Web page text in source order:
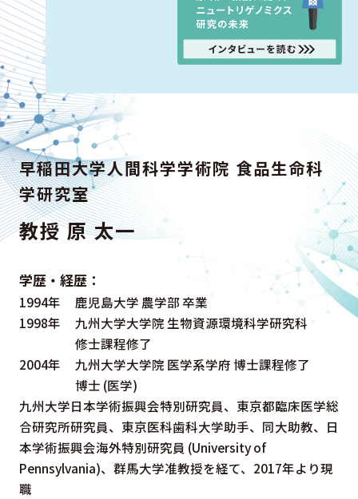
早稲田大学人間科学学術院 食品生命科
学研究室
教授 原 太一
学歴・経歴：
1994年
鹿児島大学 農学部 卒業
1998年
九州大学大学院 生物資源環境科学研究科
修士課程修了
2004年
九州大学大学院 医学系学府 博士課程修了
博士 (医学)
九州大学日本学術振興会特別研究員、東京都臨床医学総
合研究所研究員、東京医科歯科大学助手、 同大助教、日
本学術振興会海外特別研究員 (University of
Pennsylvania)、群馬大学准教授を経て、2017年より現
職